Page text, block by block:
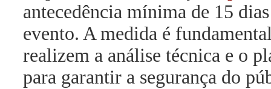
antecedência mínima de 15
evento. A medida é
realizem a análise técnica e o
para garantir a segurança do